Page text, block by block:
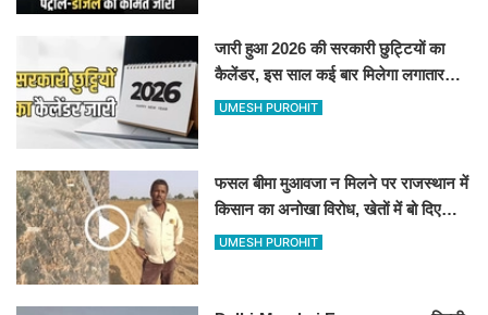
जारी हुआ 2026 की सरकारी छुट्टियों का
कैलेंडर, इस साल कई बार मिलेगा लगातार
अवकाश, देखें
UMESH PUROHIT
फसल बीमा मुआवजा न मिलने पर राजस्थान में
किसान का अनोखा विरोध, खेतों में बो दिए
500-500 रुपए के नोट, वीडियो वायरल
UMESH PUROHIT